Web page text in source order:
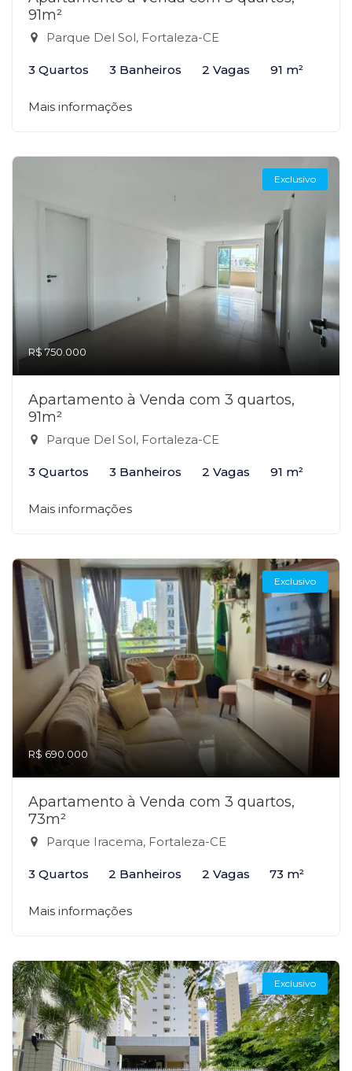
91m²
Parque Del Sol, Fortaleza-CE
3 Quartos 3 Banheiros 2 Vagas 91 m²
Mais informações
Exclusivo
R$ 750.000
Apartamento à Venda com 3 quartos,
91m²
Parque Del Sol, Fortaleza-CE
3 Quartos 3 Banheiros 2 Vagas 91 m²
Mais informações
Exclusivo
R$ 690.000
Apartamento à Venda com 3 quartos,
73m²
Parque Iracema, Fortaleza-CE
3 Quartos 2 Banheiros 2 Vagas 73 m²
Mais informações
Exclusivo